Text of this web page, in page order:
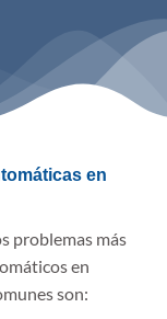
en
problemas más
en
son: